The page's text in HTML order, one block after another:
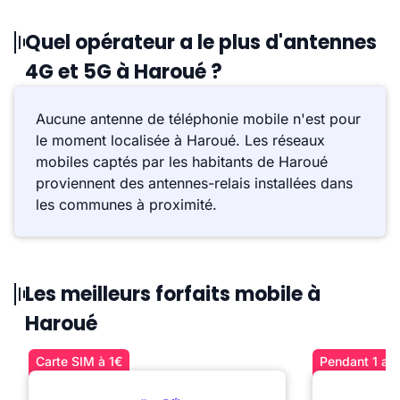
Quel opérateur a le plus d'antennes
4G et 5G à Haroué ?
Aucune antenne de téléphonie mobile n'est pour
le moment localisée à Haroué. Les réseaux
mobiles captés par les habitants de Haroué
proviennent des antennes-relais installées dans
les communes à proximité.
Les meilleurs forfaits mobile à
Haroué
Carte SIM à 1€ Pendant 1